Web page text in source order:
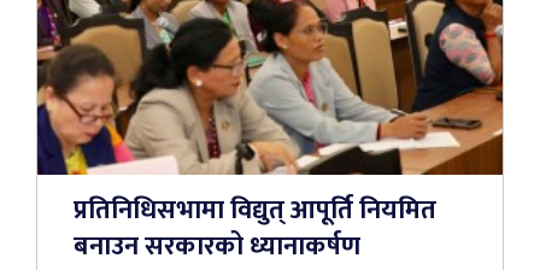
प्रतिनिधिसभामा विद्युत् आपूर्ति नियमित
बनाउन सरकारको ध्यानाकर्षण